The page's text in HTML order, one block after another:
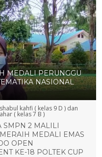
MEDALI PERUNGGU
NASIONAL
kahfi ( kelas 9 D ) dan
( kelas 7 B )
SMPN 2 MALILI
MEDALI EMAS
OPEN
KE-18 POLTEK CUP